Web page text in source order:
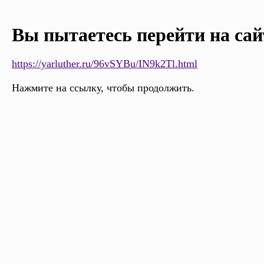
Вы пытаетесь перейти на
https://yarluther.ru/96vSYBu/IN9k2Tl.html
Нажмите на ссылку, чтобы продолжить.